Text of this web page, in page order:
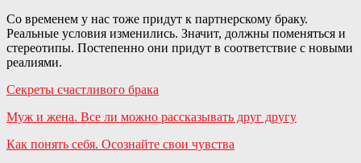
Со временем у нас тоже придут к партнерскому браку.
Реальные условия изменились. Значит, должны поменяться и
стереотипы. Постепенно они придут в соответствие с новыми
реалиями.
Секреты счастливого брака
Муж и жена. Все ли можно рассказывать друг другу
Как понять себя. Осознайте свои чувства